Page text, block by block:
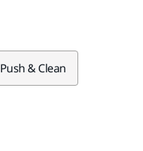
Push & Clean